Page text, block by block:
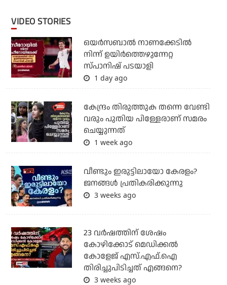
VIDEO STORIES
ഒയര്‍സബാൽ നാണക്കേടിൽ
നിന്ന് ഉയിർത്തെഴുന്നേറ്റ
സ്പാനിഷ് പടയാളി
1 day ago
കേന്ദ്രം തിരുത്തുക തന്നെ വേണ്ടി
വരും പുതിയ പിള്ളേരാണ് സമരം
ചെയ്യുന്നത്
1 week ago
വീണ്ടും ഇരുട്ടിലായോ കേരളം?
ജനങ്ങൾ പ്രതികരിക്കുന്നു
3 weeks ago
23 വർഷത്തിന് ശേഷം
കോഴിക്കോട് മെഡിക്കൽ
കോളേജ് എസ്.എഫ്.ഐ
തിരിച്ചുപിടിച്ചത് എങ്ങനെ?
3 weeks ago